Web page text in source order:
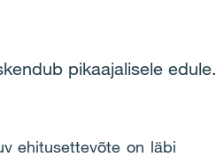
pikaajalisele edule.
ehitusettevõte on läbi